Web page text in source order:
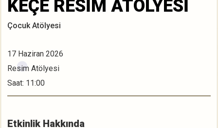
KEÇE RESİM ATÖLYESİ
Çocuk Atölyesi
17 Haziran 2026
Resim Atölyesi
Saat: 11:00
Etkinlik Hakkında